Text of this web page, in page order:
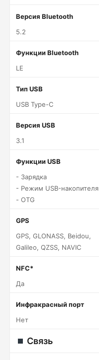
Версия Bluetooth
5.2
Функции Bluetooth
LE
Тип USB
USB Type-C
Версия USB
3.1
Функции USB
- Зарядка
- Режим USB-накопителя
- OTG
GPS
GPS, GLONASS, Beidou,
Galileo, QZSS, NAVIC
NFC*
Да
Инфракрасный порт
Нет
Связь